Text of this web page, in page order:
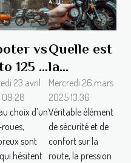
vs
125 :
?
23 avril
09:28
choix d’un
sont
hésitent
Quelle est
la
pression
idéale
pour mes
pneus de
moto ou
Mercredi 26 mars
2025 13:36
Véritable élément
de sécurité et de
confort sur la
route, la pression